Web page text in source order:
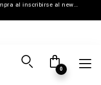
15% de descuento en la primera compra al inscribirse al newsletter
0